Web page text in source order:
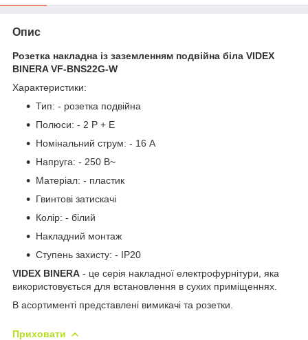
Опис
Розетка накладна із заземленням подвійна біла VIDEX
BINERA VF-BNS22G-W
Характеристики:
Тип: - розетка подвійна
Полюси: - 2 P + E
Номінальний струм: - 16 А
Напруга: - 250 В~
Матеріал: - пластик
Гвинтові затискачі
Колір: - білий
Накладний монтаж
Ступень захисту: - IP20
VIDEX BINERA - це серія накладної електрофурнітури, яка
використовується для встановлення в сухих приміщеннях.
В асортименті представлені вимикачі та розетки.
Приховати